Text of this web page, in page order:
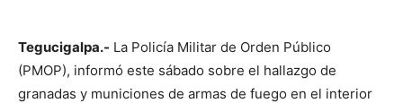
Tegucigalpa.- La Policía Militar de Orden Público
(PMOP), informó este sábado sobre el hallazgo de
granadas y municiones de armas de fuego en el interior